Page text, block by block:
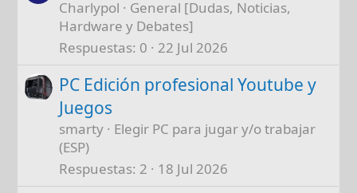
Charlypol
General [Dudas, Noticias,
Hardware y Debates]
Respuestas 0 22 Jul 2026
PC Edición profesional Youtube y
Juegos
smarty
Elegir PC para jugar y/o trabajar
(ESP)
Respuestas 2 18 Jul 2026